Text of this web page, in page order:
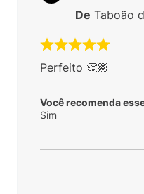
Perfeito 👏🏽
Você recomenda
Sim
De Taboão